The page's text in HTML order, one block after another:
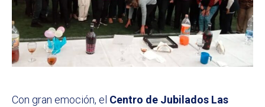
Con gran emoción, el Centro de Jubilados Las